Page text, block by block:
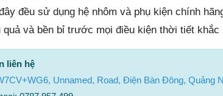
đều sử dụng hệ nhôm và phụ kiện chính
quả và bền bỉ trước mọi điều kiện thời tiết khắc
liên hệ
Unnamed, Road, Điện Bàn Đông, Quảng